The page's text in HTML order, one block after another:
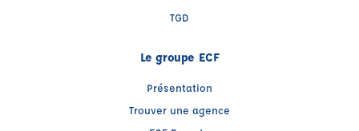
TGD
Le groupe ECF
Présentation
Trouver une agence